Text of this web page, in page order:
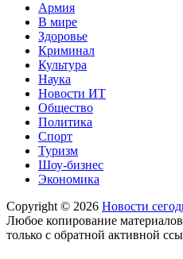
Армия
В мире
Здоровье
Криминал
Культура
Наука
Новости ИТ
Общество
Политика
Спорт
Туризм
Шоу-бизнес
Экономика
Copyright © 2026 Новости
Любое копирование
только с обратной активной